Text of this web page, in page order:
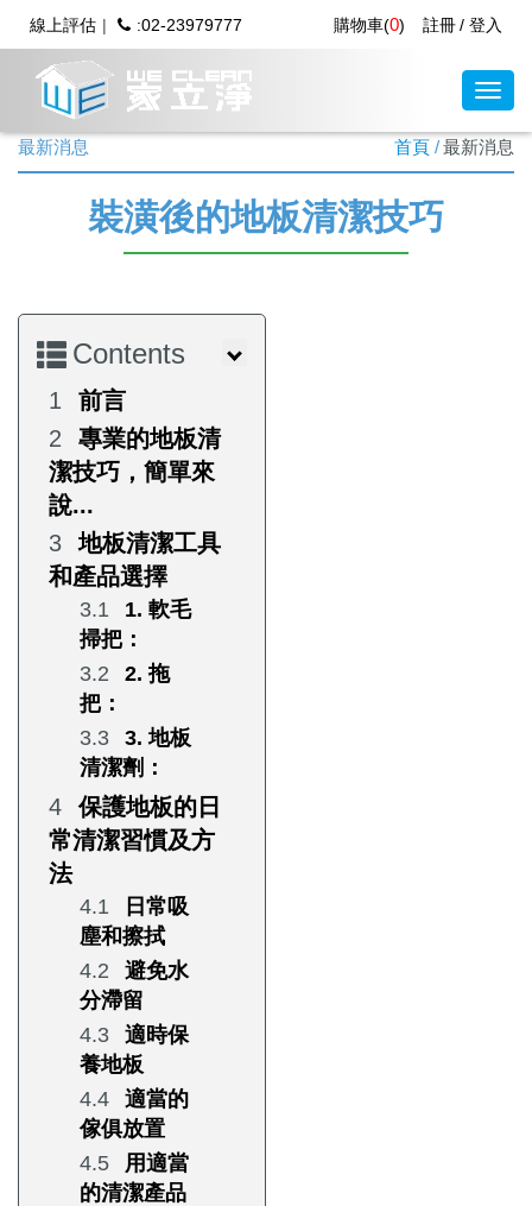
線上評估 :02-23979777 註冊 登入
購物車(0)
最新消息 首頁 最新消息
裝潢後的地板清潔技巧
Contents
前言
專業的地板清
潔技巧，簡單來
說...
地板清潔工具
和產品選擇
1. 軟毛
掃把：
2. 拖
把：
3. 地板
清潔劑：
保護地板的日
常清潔習慣及方
法
日常吸
塵和擦拭
避免水
分滯留
適時保
養地板
適當的
傢俱放置
用適當
的清潔產品